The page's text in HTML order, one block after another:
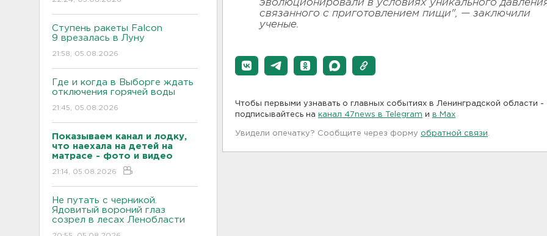
Ступень ракеты Falcon
9 врезалась в Луну
21:58, 05.08.2026
Где и когда в Выборге ждать
отключения горячей воды
21:45, 05.08.2026
Показываем канал и лодку,
что наехала на детей на
матрасе - фото и видео
21:14, 05.08.2026
Не путать с черникой.
Ядовитый вороний глаз
созрел в лесах Ленобласти
эволюционировали в условиях уникального
связанного с приготовлением пищи", — заключили
ученые.
Чтобы первыми узнавать о главных событиях в Ленинградской области -
подписывайтесь на канал 47news в Telegram и в Maх
Увидели опечатку? Сообщите через форму обратной связи